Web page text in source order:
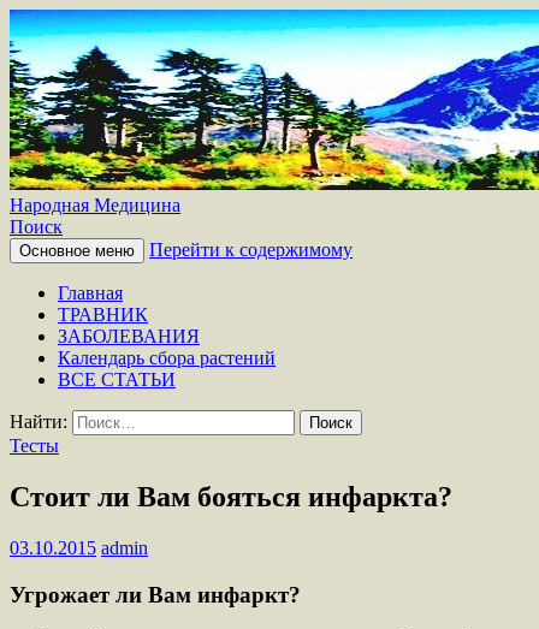
Народная Медицина
Поиск
Основное меню Перейти к содержимому
Главная
ТРАВНИК
ЗАБОЛЕВАНИЯ
Календарь сбора растений
ВСЕ СТАТЬИ
Найти:
Тесты
Стоит ли Вам бояться инфаркта?
03.10.2015 admin
Угрожает ли Вам инфаркт?